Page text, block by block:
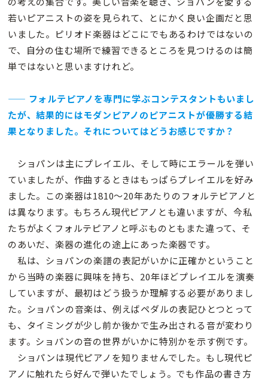
若いピアニストの姿を見られて、とにかく良い企画だと思
いました。ピリオド楽器はどこにでもあるわけではないの
で、自分の住む場所で練習できるところを見つけるのは簡
単ではないと思いますけれど。
—— フォルテピアノを専門に学ぶコンテスタントもいまし
たが、結果的にはモダンピアノのピアニストが優勝する結
果となりました。それについてはどうお感じですか？
ショパンは主にプレイエル、そして時にエラールを弾い
ていましたが、作曲するときはもっぱらプレイエルを好み
ました。この楽器は1810～20年あたりのフォルテピアノと
は異なります。もちろん現代ピアノとも違いますが、今私
たちがよくフォルテピアノと呼ぶものともまた違って、そ
のあいだ、楽器の進化の途上にあった楽器です。
私は、ショパンの楽譜の表記がいかに正確かということ
から当時の楽器に興味を持ち、20年ほどプレイエルを演奏
していますが、最初はどう扱うか理解する必要がありまし
た。ショパンの音楽は、例えばペダルの表記ひとつとって
も、タイミングが少し前か後かで生み出される音が変わり
ます。ショパンの音の世界がいかに特別かを示す例です。
ショパンは現代ピアノを知りませんでした。もし現代ピ
アノに触れたら好んで弾いたでしょう。でも作品の書き方